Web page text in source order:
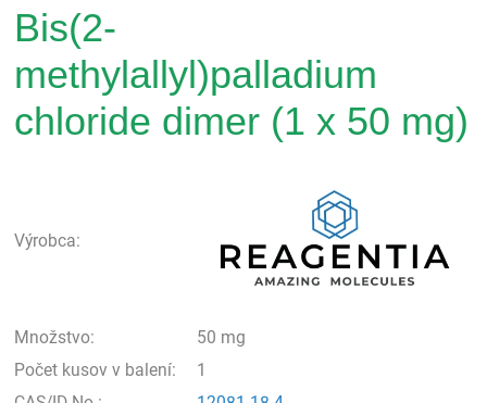
Bis(2-
methylallyl)palladium
chloride dimer (1 x 50 mg)
Výrobca:
Množstvo:
50 mg
Počet kusov v balení:
1